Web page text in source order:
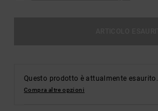
Questo prodotto è attualmente esaurito.
Compra altre opzioni